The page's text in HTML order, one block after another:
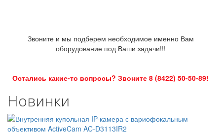
Звоните и мы подберем необходимое именно Вам
оборудование под Ваши задачи!!!
Остались какие-то вопросы? Звоните 8 (8422) 50-50-89!
Новинки